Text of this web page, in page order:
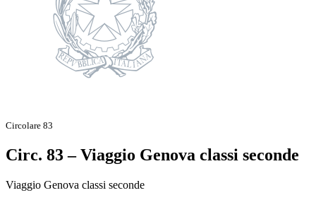
Circolare 83
Circ. 83 – Viaggio Genova classi seconde
Viaggio Genova classi seconde